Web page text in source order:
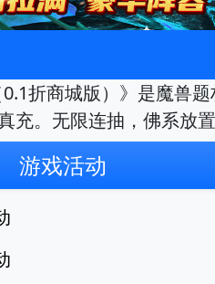
0.1折商城版）》是魔兽
充。无限连抽，佛系放
游戏活动